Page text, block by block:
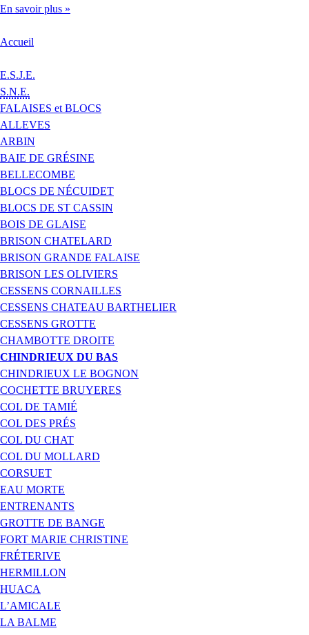
En savoir plus »
Accueil
E.S.J.E.
S.N.E.
FALAISES et BLOCS
ALLEVES
ARBIN
BAIE DE GRÉSINE
BELLECOMBE
BLOCS DE NÉCUIDET
BLOCS DE ST CASSIN
BOIS DE GLAISE
BRISON CHATELARD
BRISON GRANDE FALAISE
BRISON LES OLIVIERS
CESSENS CORNAILLES
CESSENS CHATEAU BARTHELIER
CESSENS GROTTE
CHAMBOTTE DROITE
CHINDRIEUX DU BAS
CHINDRIEUX LE BOGNON
COCHETTE BRUYERES
COL DE TAMIÉ
COL DES PRÉS
COL DU CHAT
COL DU MOLLARD
CORSUET
EAU MORTE
ENTRENANTS
GROTTE DE BANGE
FORT MARIE CHRISTINE
FRÉTERIVE
HERMILLON
HUACA
L’AMICALE
LA BALME